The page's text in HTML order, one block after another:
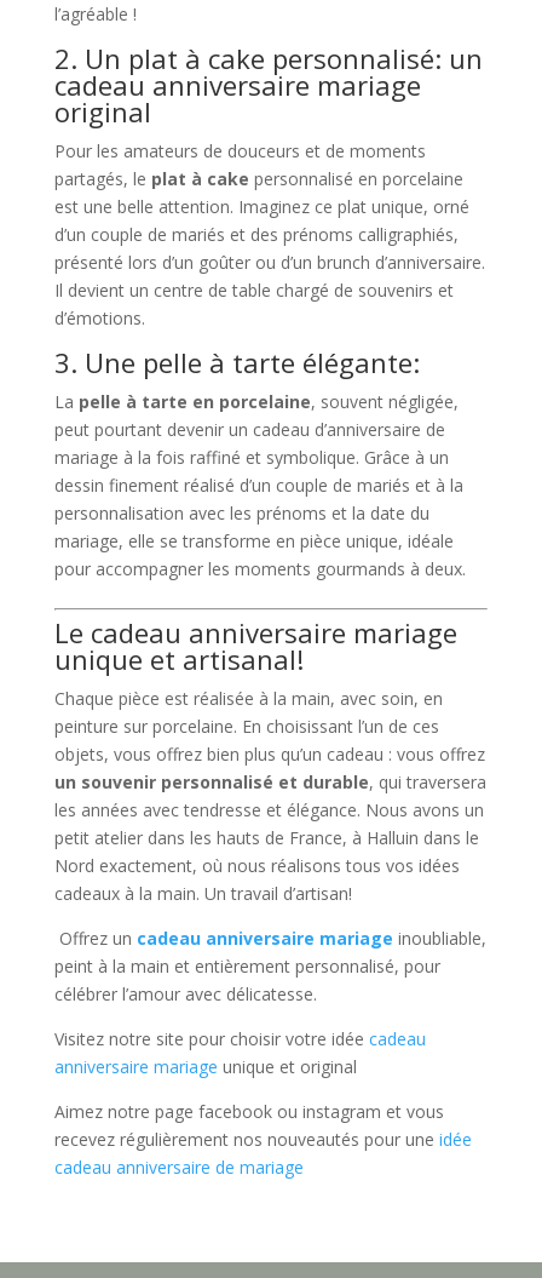
l’agréable !
2. Un plat à cake personnalisé: un
cadeau anniversaire mariage
original
Pour les amateurs de douceurs et de moments
partagés, le plat à cake personnalisé en porcelaine
est une belle attention. Imaginez ce plat unique, orné
d’un couple de mariés et des prénoms calligraphiés,
présenté lors d’un goûter ou d’un brunch d’anniversaire.
Il devient un centre de table chargé de souvenirs et
d’émotions.
3. Une pelle à tarte élégante:
La pelle à tarte en porcelaine, souvent négligée,
peut pourtant devenir un cadeau d’anniversaire de
mariage à la fois raffiné et symbolique. Grâce à un
dessin finement réalisé d’un couple de mariés et à la
personnalisation avec les prénoms et la date du
mariage, elle se transforme en pièce unique, idéale
pour accompagner les moments gourmands à deux.
Le cadeau anniversaire mariage
unique et artisanal!
Chaque pièce est réalisée à la main, avec soin, en
peinture sur porcelaine. En choisissant l’un de ces
objets, vous offrez bien plus qu’un cadeau : vous offrez
un souvenir personnalisé et durable, qui traversera
les années avec tendresse et élégance. Nous avons un
petit atelier dans les hauts de France, à Halluin dans le
Nord exactement, où nous réalisons tous vos idées
cadeaux à la main. Un travail d’artisan!
Offrez un cadeau anniversaire mariage inoubliable,
peint à la main et entièrement personnalisé, pour
célébrer l’amour avec délicatesse.
Visitez notre site pour choisir votre idée cadeau
anniversaire mariage unique et original
Aimez notre page facebook ou instagram et vous
recevez régulièrement nos nouveautés pour une idée
cadeau anniversaire de mariage